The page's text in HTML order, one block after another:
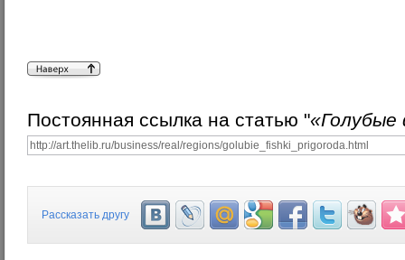
Постоянная ссылка на статью "«Голубые
Рассказать другу